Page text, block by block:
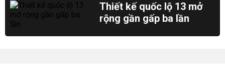
Thiết kế quốc lộ 13 mở
rộng gần gấp ba lần